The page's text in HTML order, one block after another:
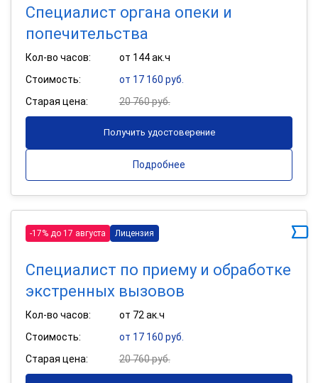
Специалист органа опеки и
попечительства
Кол-во часов:
от 144 ак.ч
Стоимость:
от 17 160 руб.
Старая цена:
20 760 руб.
Получить удостоверение
Подробнее
-17% до 17 августа Лицензия
Специалист по приему и обработке
экстренных вызовов
Кол-во часов:
от 72 ак.ч
Стоимость:
от 17 160 руб.
Старая цена:
20 760 руб.